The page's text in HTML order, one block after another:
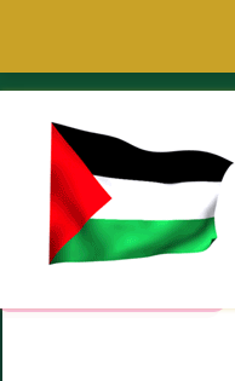
مواقع إسلامية